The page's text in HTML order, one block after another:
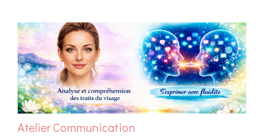
Atelier Communication